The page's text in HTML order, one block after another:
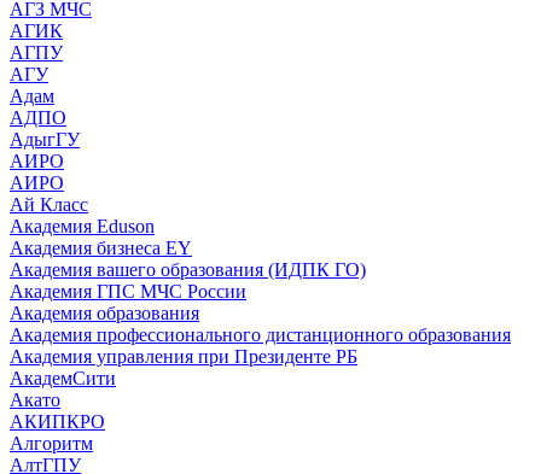
АГЗ МЧС
АГИК
АГПУ
АГУ
Адам
АДПО
АдыгГУ
АИРО
АИРО
Ай Класс
Академия Eduson
Академия бизнеса EY
Академия вашего образования (ИДПК ГО)
Академия ГПС МЧС России
Академия образования
Академия профессионального дистанционного образования
Академия управления при Президенте РБ
АкадемСити
Акато
АКИПКРО
Алгоритм
АлтГПУ